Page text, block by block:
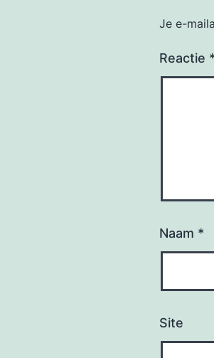
Je e-
Reactie *
Naam *
Site